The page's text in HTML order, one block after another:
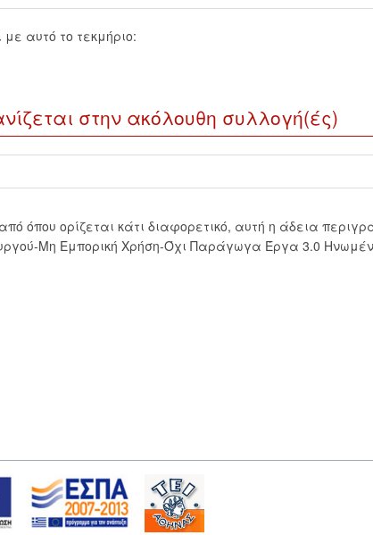
αυτό το τεκμήριο:
στην ακόλουθη συλλογή(ές)
όπου ορίζεται κάτι διαφορετικό, αυτή η άδεια
Μη Εμπορική Χρήση-Όχι Παράγωγα Έργα 3.0